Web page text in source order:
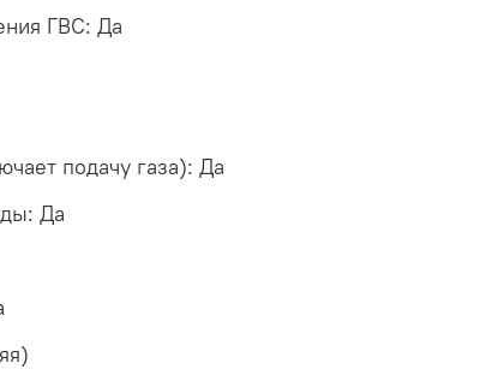
ГВС: Да
подачу газа): Да
Да